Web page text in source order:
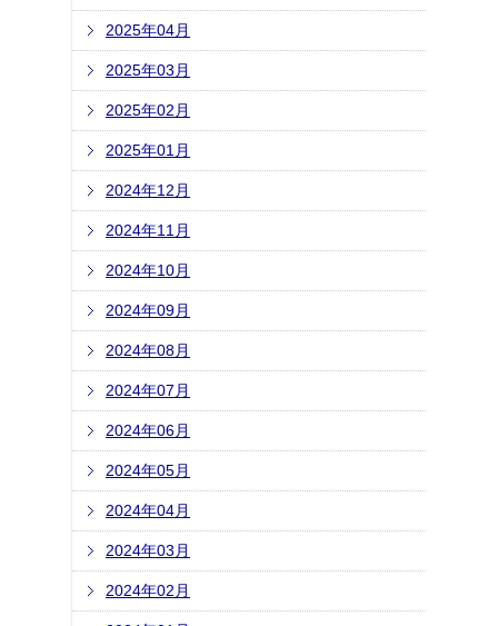
2025年04月
2025年03月
2025年02月
2025年01月
2024年12月
2024年11月
2024年10月
2024年09月
2024年08月
2024年07月
2024年06月
2024年05月
2024年04月
2024年03月
2024年02月